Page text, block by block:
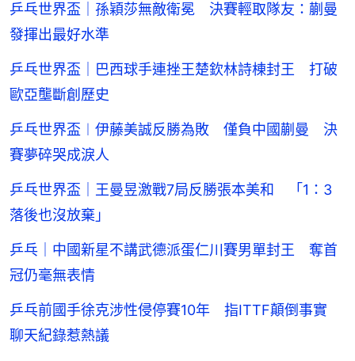
乒乓世界盃｜孫穎莎無敵衛冕 決賽輕取隊友：蒯曼
發揮出最好水準
乒乓世界盃｜巴西球手連挫王楚欽林詩棟封王 打破
歐亞壟斷創歷史
乒乓世界盃︱伊藤美誠反勝為敗 僅負中國蒯曼 決
賽夢碎哭成淚人
乒乓世界盃｜王曼昱激戰7局反勝張本美和 「1：3
落後也沒放棄」
乒乓｜中國新星不講武德派蛋仁川賽男單封王 奪首
冠仍毫無表情
乒乓前國手徐克涉性侵停賽10年 指ITTF顛倒事實
聊天紀錄惹熱議